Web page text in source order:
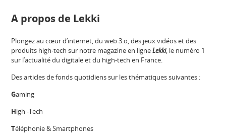
A propos de Lekki
Plongez au cœur d’internet, du web 3.o, des jeux vidéos et des
produits high-tech sur notre magazine en ligneLekki, le numéro 1
sur l’actualité du digitale et du high-tech en France.
Des articles de fonds quotidiens sur les thématiques suivantes :
Gaming
High -Tech
Téléphonie & Smartphones